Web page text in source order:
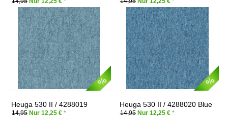
Heuga 530 II / 4288019
Blueberry
14,95 Nur 12,25 € *
Heuga 530 II / 4288020 Blue
Moon
14,95Nur 12,25 € *